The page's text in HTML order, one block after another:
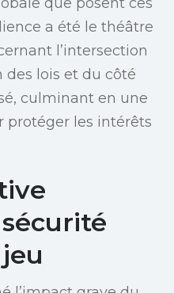
a été le théâtre
l’intersection
des lois et du côté
culminant en une
protéger les intérêts